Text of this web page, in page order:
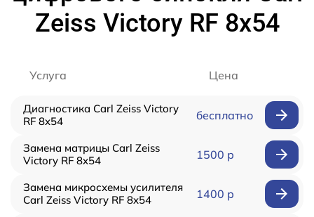
Zeiss Victory RF 8x54
Услуга Цена
Диагностика Carl Zeiss Victory
RF 8x54
бесплатно
Замена матрицы Carl Zeiss
Victory RF 8x54
1500 р
Замена микросхемы усилителя
Carl Zeiss Victory RF 8x54
1400 р